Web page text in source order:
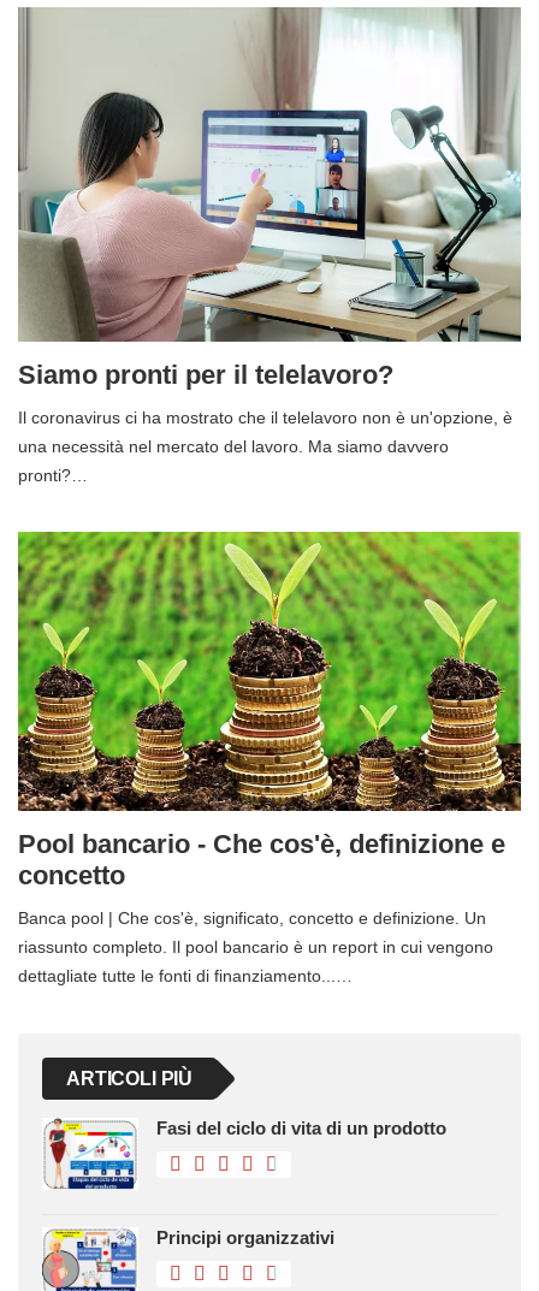
Siamo pronti per il telelavoro?
Il coronavirus ci ha mostrato che il telelavoro non è un'opzione, è
una necessità nel mercato del lavoro. Ma siamo davvero
pronti?…
Pool bancario - Che cos'è, definizione e
concetto
Banca pool | Che cos'è, significato, concetto e definizione. Un
riassunto completo. Il pool bancario è un report in cui vengono
dettagliate tutte le fonti di finanziamento...…
ARTICOLI PIÙ
Fasi del ciclo di vita di un prodotto
Principi organizzativi